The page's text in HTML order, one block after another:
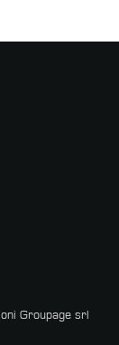
Groupage srl